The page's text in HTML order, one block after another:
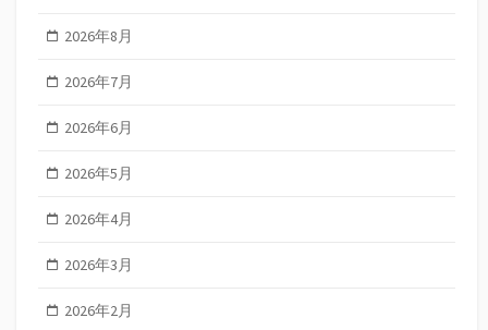
2026年8月
2026年7月
2026年6月
2026年5月
2026年4月
2026年3月
2026年2月